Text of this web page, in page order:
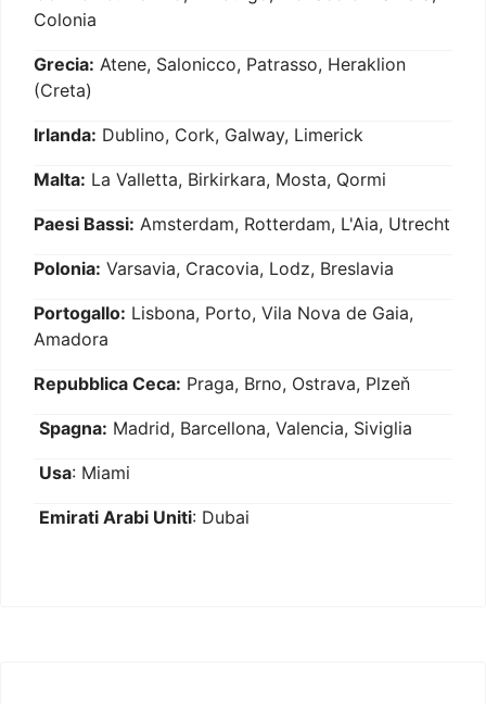
Colonia
Grecia: Atene, Salonicco, Patrasso, Heraklion
(Creta)
Irlanda: Dublino, Cork, Galway, Limerick
Malta: La Valletta, Birkirkara, Mosta, Qormi
Paesi Bassi: Amsterdam, Rotterdam, L'Aia, Utrecht
Polonia: Varsavia, Cracovia, Lodz, Breslavia
Portogallo: Lisbona, Porto, Vila Nova de Gaia,
Amadora
Repubblica Ceca: Praga, Brno, Ostrava, Plzeň
Spagna: Madrid, Barcellona, Valencia, Siviglia
Usa: Miami
Emirati Arabi Uniti: Dubai